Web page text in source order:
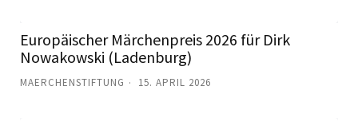
Europäischer Märchenpreis 2026 für Dirk
Nowakowski (Ladenburg)
MAERCHENSTIFTUNG 15. APRIL 2026